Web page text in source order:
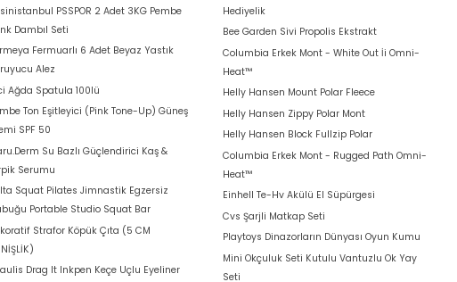
PSSPOR 2 Adet 3KG Pembe
Dambıl Seti
Fermuarlı 6 Adet Beyaz Yastık
Alez
Ağda Spatula 100lü
Ton Eşitleyici (Pink Tone-Up) Güneş
SPF 50
Su Bazlı Güçlendirici Kaş &
Serumu
Squat Pilates Jimnastik Egzersiz
Portable Studio Squat Bar
Strafor Köpük Çıta (5 CM
Drag It Inkpen Keçe Uçlu Eyeliner
Hediyelik
Bee Garden Sivi Propolis Ekstrakt
Columbia Erkek Mont - White Out İi Omni-
Heat™
Helly Hansen Mount Polar Fleece
Helly Hansen Zippy Polar Mont
Helly Hansen Block Fullzip Polar
Columbia Erkek Mont - Rugged Path Omni-
Heat™
Einhell Te-Hv Akülü El Süpürgesi
Cvs Şarjli Matkap Seti
Playtoys Dinazorların Dünyası Oyun Kumu
Mini Okçuluk Seti Kutulu Vantuzlu Ok Yay
Seti